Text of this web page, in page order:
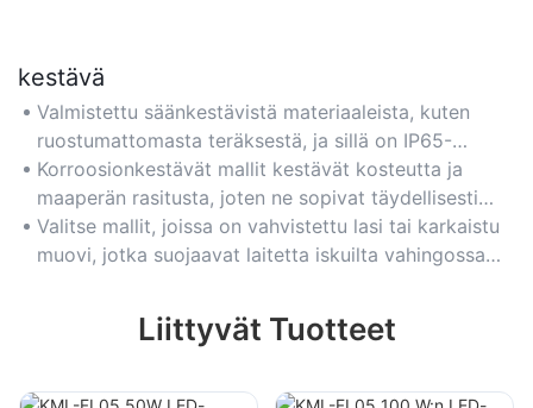
kestävä
Valmistettu säänkestävistä materiaaleista, kuten
ruostumattomasta teräksestä, ja sillä on IP65-
vedenpitävyysluokitus, mikä takaa pitkän käyttöiän
sateessa, lumessa tai äärimmäisessä kuumuudessa.
Korroosionkestävät mallit kestävät kosteutta ja
maaperän rasitusta, joten ne sopivat täydellisesti
puutarhapenkkeihin, lammikkoihin tai
rannikkoympäristöihin.
Valitse mallit, joissa on vahvistettu lasi tai karkaistu
muovi, jotka suojaavat laitetta iskuilta vahingossa
Liittyvät Tuotteet